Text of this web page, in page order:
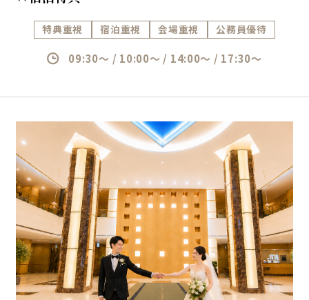
特典重視 宿泊重視 会場重視 公務員優待
09:30～ / 10:00～ / 14:00～ / 17:30～